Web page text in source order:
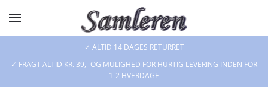
Skip to main content
✓ ALTID 14 DAGES RETURRET
✓ FRAGT ALTID KR. 39,- OG MULIGHED FOR HURTIG LEVERING INDEN FOR
1-2 HVERDAGE